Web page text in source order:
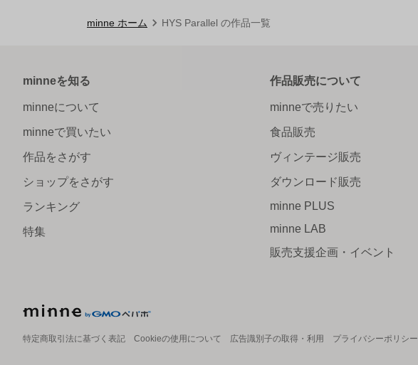
minne ホーム HYS Parallel の作品一覧
minneを知る
minneについて
minneで買いたい
作品をさがす
ショップをさがす
ランキング
特集
作品販売について
minneで売りたい
食品販売
ヴィンテージ販売
ダウンロード販売
minne PLUS
minne LAB
販売支援企画・イベント
特定商取引法に基づく表記 Cookieの使用について 広告識別子の取得・利用 プライバシーポリシー